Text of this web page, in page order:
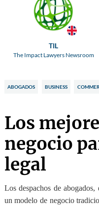
TIL
The Impact Lawyers Newsroom
ABOGADOS BUSINESS
Los
negocio
legal
Los despachos de abogados,
un modelo de negocio